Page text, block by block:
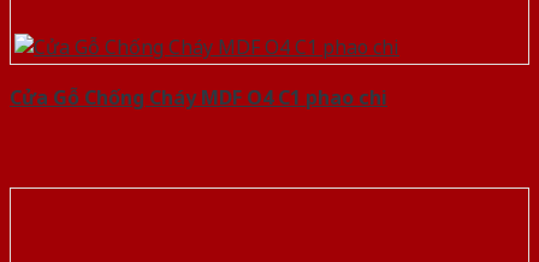
Cửa Gỗ Chống Cháy MDF O4 C1 phao chi